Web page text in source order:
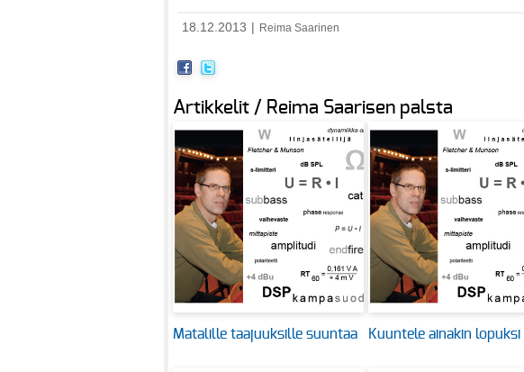
18.12.2013 Reima Saarinen
Artikkelit / Reima Saarisen palsta
Matalille taajuuksille suuntaa Kuuntele ainakin lopuksi